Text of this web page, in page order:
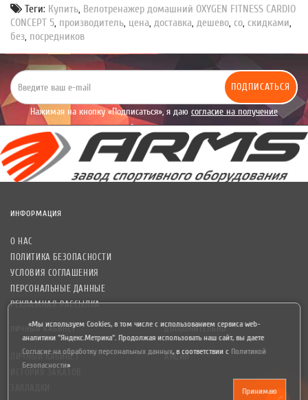
Теги: Купить, Велотренажер домашний OXYGEN FITNESS CARDIO
CONCEPT 5, производитель, цена, доставка, дешево, со, скидками,
без, посредников
ПОДПИСАТЬСЯ
Нажимая на кнопку «Подписаться», я даю согласие на получение
уведомлений рекламного характера.
ИНФОРМАЦИЯ
О НАС
ПОЛИТИКА БЕЗОПАСНОСТИ
УСЛОВИЯ СОГЛАШЕНИЯ
ПЕРСОНАЛЬНЫЕ ДАННЫЕ
РЕКЛАМНАЯ РАССЫЛКА
ЛИЧНЫЙ КАБИНЕТ
ЛИЧНЫЙ КАБИНЕТ
ДОПОЛНИТЕЛЬНО
АКЦИИ
«Мы используем Cookies, в том числе с использованием сервиса web-
аналитики "Яндекс.Метрика". Продолжая использовать наш сайт, вы даете
Согласие на обработку персональных данных,в соответствии с Политикой
Безопасности»
Принимаю